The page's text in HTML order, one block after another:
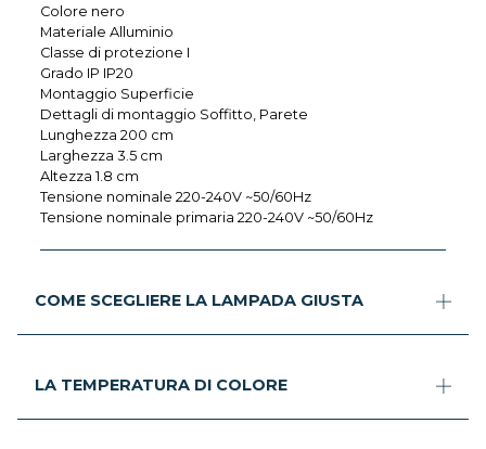
Colore nero
Materiale Alluminio
Classe di protezione I
Grado IP IP20
Montaggio Superficie
Dettagli di montaggio Soffitto, Parete
Lunghezza 200 cm
Larghezza 3.5 cm
Altezza 1.8 cm
Tensione nominale 220-240V ~50/60Hz
Tensione nominale primaria 220-240V ~50/60Hz
COME SCEGLIERE LA LAMPADA GIUSTA
LA TEMPERATURA DI COLORE